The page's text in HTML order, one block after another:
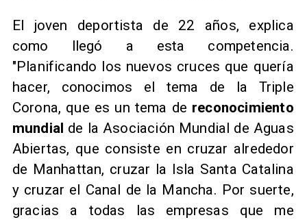
El joven deportista de 22 años, explica
como llegó a esta competencia.
"Planificando los nuevos cruces que quería
hacer, conocimos el tema de la Triple
Corona, que es un tema de reconocimiento
mundial de la Asociación Mundial de Aguas
Abiertas, que consiste en cruzar alrededor
de Manhattan, cruzar la Isla Santa Catalina
y cruzar el Canal de la Mancha. Por suerte,
gracias a todas las empresas que me